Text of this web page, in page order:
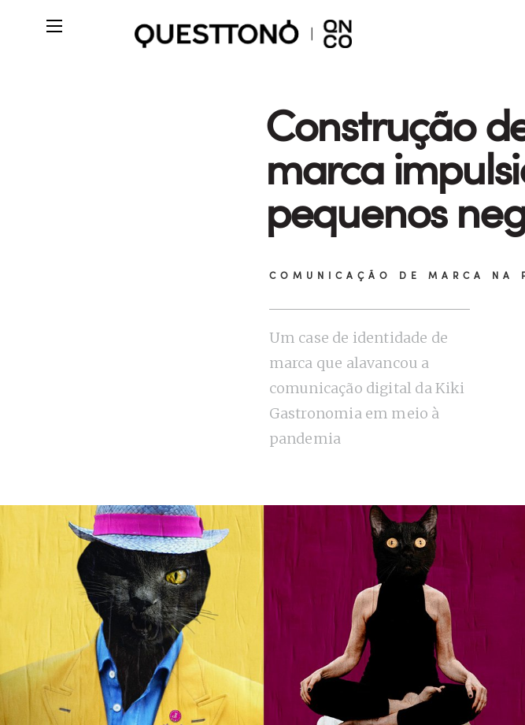
Construção
marca
pequenos
COMUNICAÇÃO DE MARCA NA
Um case de identidade de
marca que alavancou a
comunicação digital da Kiki
Gastronomia em meio à
pandemia